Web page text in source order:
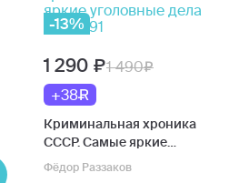
-13%
1 290
1 490
+38
Криминальная хроника
СССР. Самые яркие
уголовные дела 1917-1991
Фёдор Раззаков